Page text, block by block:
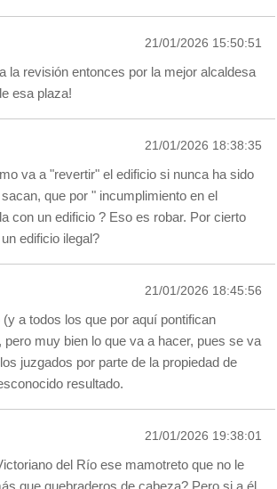
21/01/2026 15:50:51
la revisión entonces por la mejor alcaldesa
esa plaza!
21/01/2026 18:38:35
va a "revertir" el edificio si nunca ha sido
que por " incumplimiento en el
con un edificio ? Eso es robar. Por cierto
edificio ilegal?
21/01/2026 18:45:56
a todos los que por aquí pontifican
muy bien lo que va a hacer, pues se va
juzgados por parte de la propiedad de
resultado.
21/01/2026 19:38:01
del Río ese mamotreto que no le
que quebraderos de cabeza? Pero si a él